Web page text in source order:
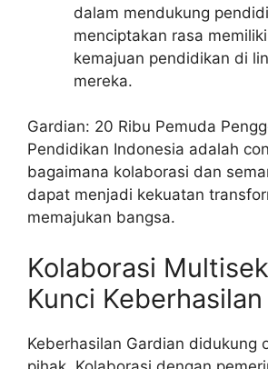
dalam mendukung
menciptakan rasa
kemajuan pendidikan di
mereka.
Gardian: 20 Ribu Pemuda
Pendidikan Indonesia adalah
bagaimana kolaborasi dan
dapat menjadi kekuatan
memajukan bangsa.
Kolaborasi
Kunci
Keberhasilan Gardian didukung